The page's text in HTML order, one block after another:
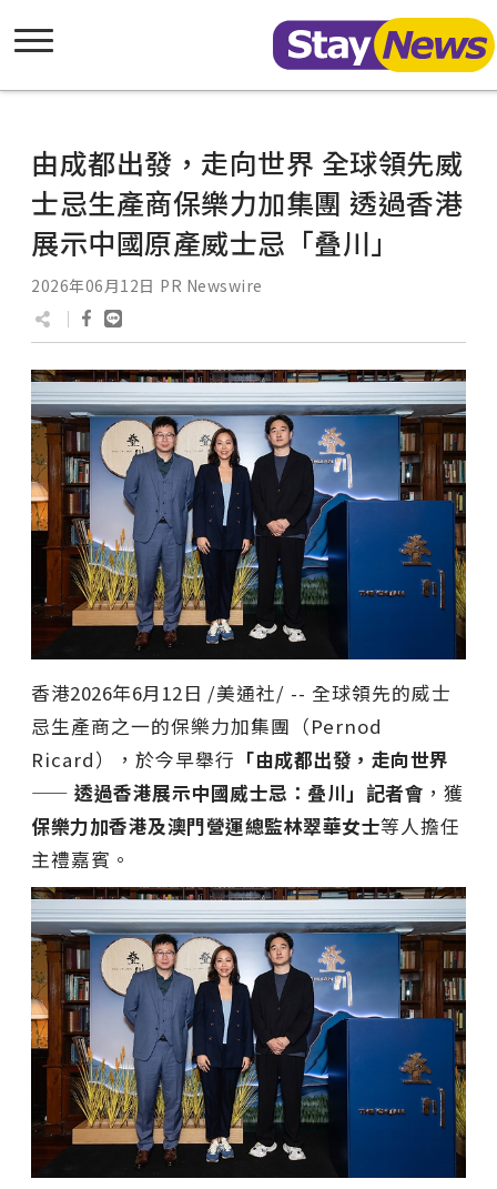
由成都出發，走向世界 全球領先威
士忌生產商保樂力加集團 透過香港
展示中國原產威士忌「叠川」
2026年06月12日 PR Newswire
香港2026年6月12日 /美通社/ -- 全球領先的威士
忌生產商之一的保樂力加集團（Pernod
Ricard），於今早舉行 「由成都出發，走向世界
—— 透過香港展示中國威士忌：叠川」記者會 ，獲
保樂力加香港及澳門營運總監林翠華女士等人擔任
主禮嘉賓。